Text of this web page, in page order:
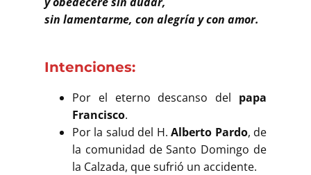
sin lamentarme, con alegría y con amor.
Intenciones:
Por el eterno descanso del papa
Francisco.
Por la salud del H.Alberto Pardo, de
la comunidad de Santo Domingo de
la Calzada, que sufrió un accidente.